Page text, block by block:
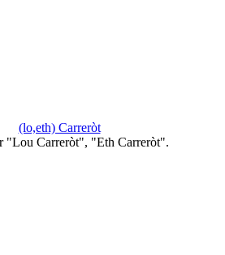
(lo,eth) Carreròt
"Lou Carreròt", "Eth Carreròt".